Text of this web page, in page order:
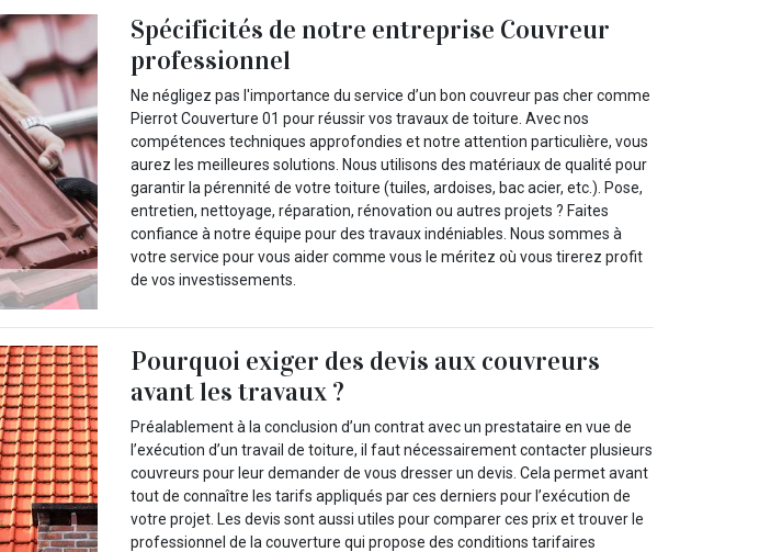
Spécificités de notre entreprise Couvreur
professionnel
Ne négligez pas l'importance du service d’un bon couvreur pas cher comme
Pierrot Couverture 01 pour réussir vos travaux de toiture. Avec nos
compétences techniques approfondies et notre attention particulière, vous
aurez les meilleures solutions. Nous utilisons des matériaux de qualité pour
garantir la pérennité de votre toiture (tuiles, ardoises, bac acier, etc.). Pose,
entretien, nettoyage, réparation, rénovation ou autres projets ? Faites
confiance à notre équipe pour des travaux indéniables. Nous sommes à
votre service pour vous aider comme vous le méritez où vous tirerez profit
de vos investissements.
Pourquoi exiger des devis aux couvreurs
avant les travaux ?
Préalablement à la conclusion d’un contrat avec un prestataire en vue de
l’exécution d’un travail de toiture, il faut nécessairement contacter plusieurs
couvreurs pour leur demander de vous dresser un devis. Cela permet avant
tout de connaître les tarifs appliqués par ces derniers pour l’exécution de
votre projet. Les devis sont aussi utiles pour comparer ces prix et trouver le
professionnel de la couverture qui propose des conditions tarifaires